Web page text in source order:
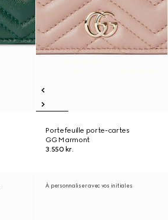
Portefeuille porte-cartes
GG Marmont
3.550 kr.
À personnaliser avec vos initiales